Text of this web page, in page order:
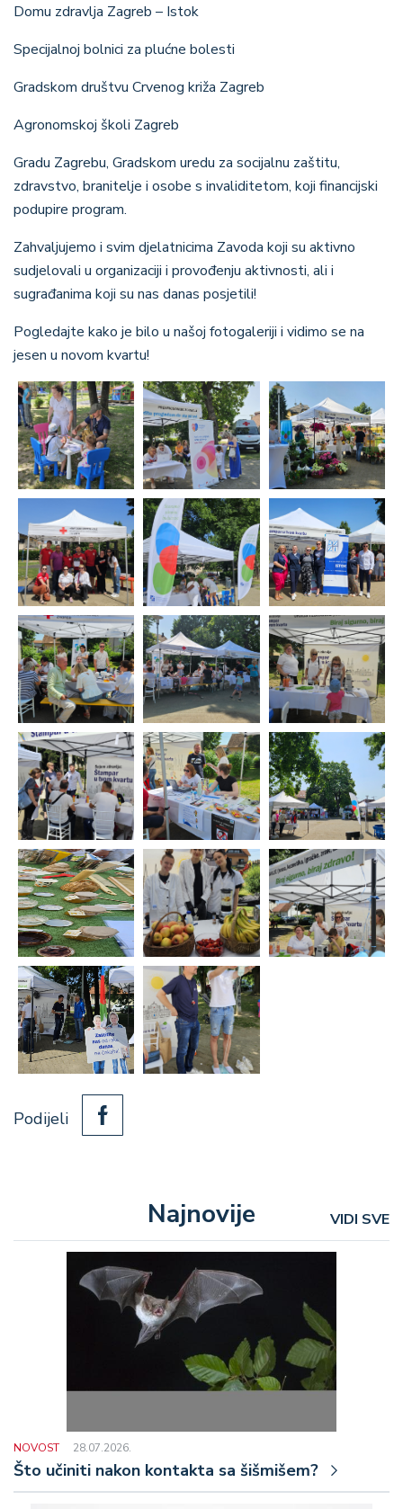
Domu zdravlja Zagreb – Istok
Specijalnoj bolnici za plućne bolesti
Gradskom društvu Crvenog križa Zagreb
Agronomskoj školi Zagreb
Gradu Zagrebu, Gradskom uredu za socijalnu zaštitu,
zdravstvo, branitelje i osobe s invaliditetom, koji financijski
podupire program.
Zahvaljujemo i svim djelatnicima Zavoda koji su aktivno
sudjelovali u organizaciji i provođenju aktivnosti, ali i
sugrađanima koji su nas danas posjetili!
Pogledajte kako je bilo u našoj fotogaleriji i vidimo se na
jesen u novom kvartu!
Podijeli
Najnovije VIDI SVE
NOVOST 28.07.2026.
Što učiniti nakon kontakta sa šišmišem?